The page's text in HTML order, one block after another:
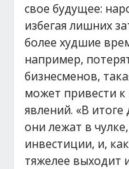
свое будущее:
избегая лишних
более худшие
например,
бизнесменов,
может привести
явлений. «В
они лежат в
инвестиции, и,
тяжелее выходит